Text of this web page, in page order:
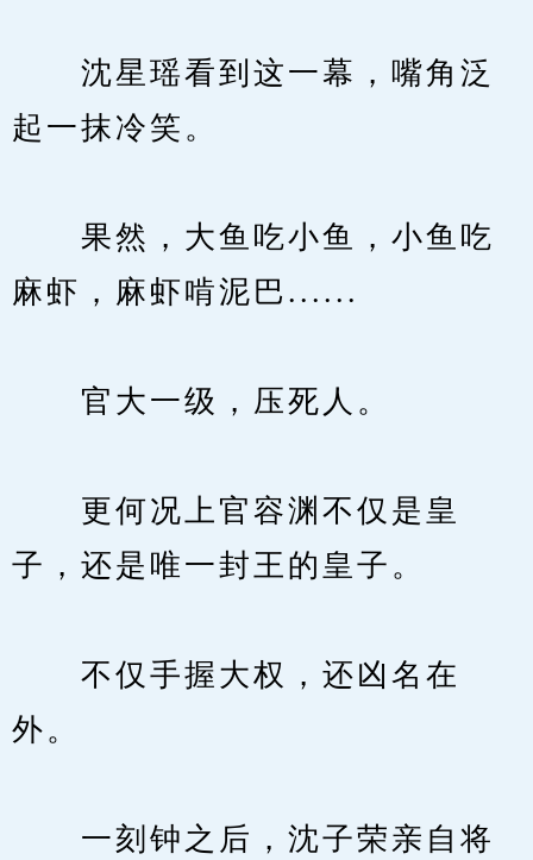
沈星瑶看到这一幕，嘴角泛
起一抹冷笑。
果然，大鱼吃小鱼，小鱼吃
麻虾，麻虾啃泥巴......
官大一级，压死人。
更何况上官容渊不仅是皇
子，还是唯一封王的皇子。
不仅手握大权，还凶名在
外。
一刻钟之后，沈子荣亲自将